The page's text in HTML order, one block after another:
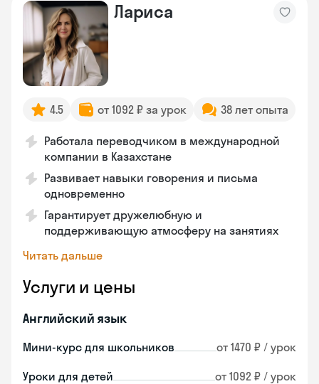
Лариса
4.5 от 1092 ₽ за урок 38 лет опыта
Работала переводчиком в международной
компании в Казахстане
Развивает навыки говорения и письма
одновременно
Гарантирует дружелюбную и
поддерживающую атмосферу на занятиях
Читать дальше
Услуги и цены
Английский язык
Мини-курс для школьников от 1470 ₽ / урок
Уроки для детей от 1092 ₽ / урок